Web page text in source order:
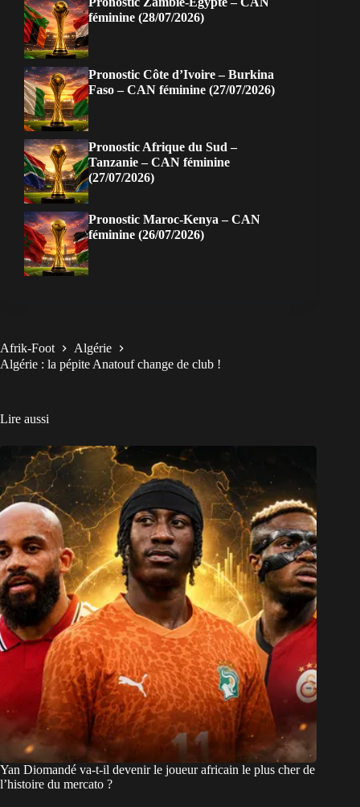
féminine (28/07/2026)
Pronostic Côte d’Ivoire – Burkina
Faso – CAN féminine (27/07/2026)
Pronostic Afrique du Sud –
Tanzanie – CAN féminine
(27/07/2026)
Pronostic Maroc-Kenya – CAN
féminine (26/07/2026)
Afrik-Foot
Algérie
Algérie : la pépite Anatouf change de club !
Lire aussi
Yan Diomandé va-t-il devenir le joueur africain le plus cher de
l’histoire du mercato ?